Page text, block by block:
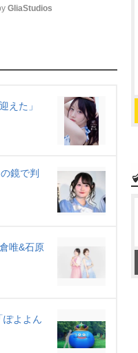
GliaStudios
えた」
鏡で判
唯&石原
ぽよよん